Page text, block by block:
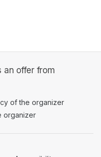
an offer from
tab)
of the organizer
organizer